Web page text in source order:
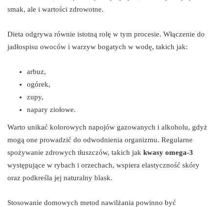
smak, ale i wartości zdrowotne.
Dieta odgrywa równie istotną rolę w tym procesie. Włączenie do
jadłospisu owoców i warzyw bogatych w wodę, takich jak:
arbuz,
ogórek,
zupy,
napary ziołowe.
Warto unikać kolorowych napojów gazowanych i alkoholu, gdyż
mogą one prowadzić do odwodnienia organizmu. Regularne
spożywanie zdrowych tłuszczów, takich jak kwasy omega-3
występujące w rybach i orzechach, wspiera elastyczność skóry
oraz podkreśla jej naturalny blask.
Stosowanie domowych metod nawilżania powinno być